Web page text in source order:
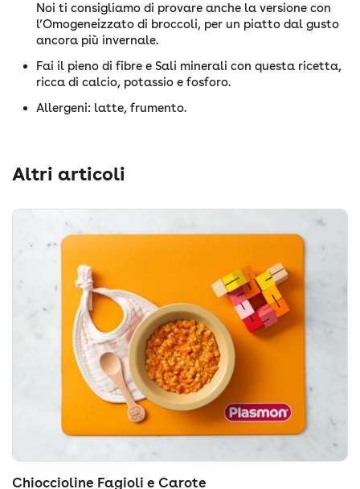
Noi ti consigliamo di provare anche la versione con
l’Omogeneizzato di broccoli, per un piatto dal gusto
ancora più invernale.
Fai il pieno di fibre e Sali minerali con questa ricetta,
ricca di calcio, potassio e fosforo.
Allergeni: latte, frumento.
Altri articoli
Chioccioline Fagioli e Carote